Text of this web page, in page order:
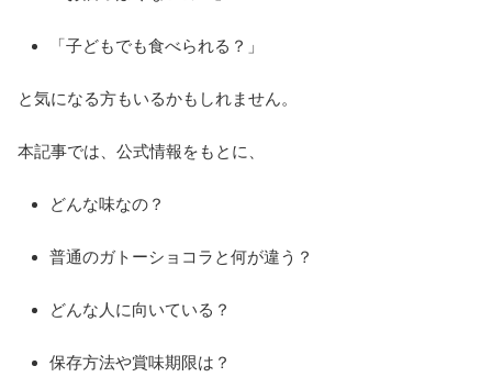
「子どもでも食べられる？」
と気になる方もいるかもしれません。
本記事では、公式情報をもとに、
どんな味なの？
普通のガトーショコラと何が違う？
どんな人に向いている？
保存方法や賞味期限は？